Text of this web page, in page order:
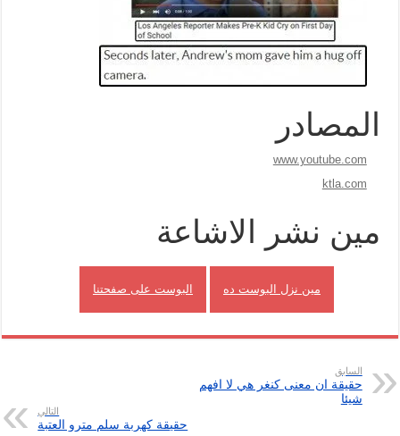
المصادر
www.youtube.com
ktla.com
مين نشر الاشاعة
مين نزل البوست ده البوست على صفحتنا
السابق
حقيقة ان معنى كنغر هي لا افهم
شيئا
التالي
حقيقة كهربة سلم مترو العتبة